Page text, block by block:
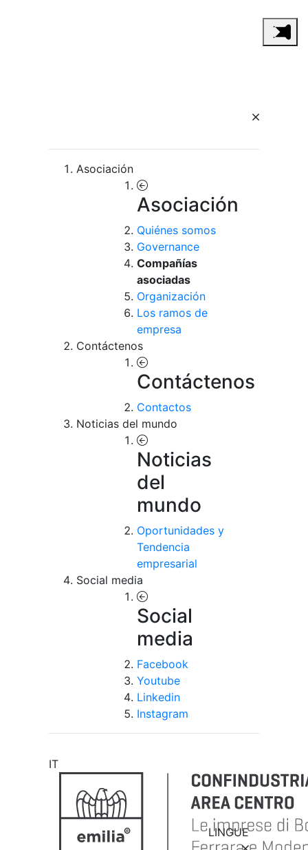
Asociación
Asociación
Quiénes somos
Governance
Compañías
asociadas
Organización
Los ramos de
empresa
Contáctenos
Contáctenos
Contactos
Noticias del mundo
Noticias
del
mundo
Oportunidades y
Tendencia
empresarial
Social media
Social
media
Facebook
Youtube
Linkedin
Instagram
IT
LINGUE